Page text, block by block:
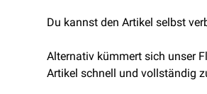
in derAugenchirurgie
Du kannst den Artikel selbst
Alternativ kümmert sich unser
Artikel schnell und vollständig